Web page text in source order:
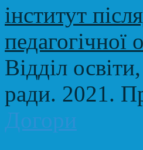
Відділ
ради. 2021.
Догори